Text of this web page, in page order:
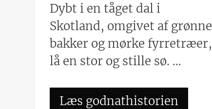
Dybt i en tåget dal i
Skotland, omgivet af grønne
bakker og mørke fyrretræer,
lå en stor og stille sø. …
Læs godnathistorien